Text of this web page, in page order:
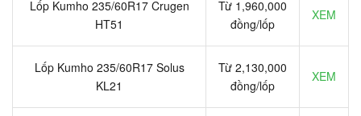
Lốp Kumho 235/60R17 Crugen
HT51
Từ 1,960,000
đồng/lốp
XEM
Lốp Kumho 235/60R17 Solus
KL21
Từ 2,130,000
đồng/lốp
XEM